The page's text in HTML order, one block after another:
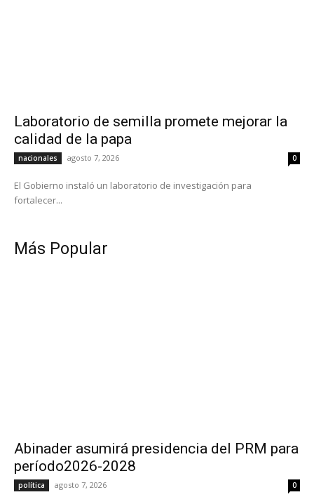
Laboratorio de semilla promete mejorar la
calidad de la papa
nacionales agosto 7, 2026 0
El Gobierno instaló un laboratorio de investigación para
fortalecer...
Más Popular
Abinader asumirá presidencia del PRM para
período2026-2028
política agosto 7, 2026 0